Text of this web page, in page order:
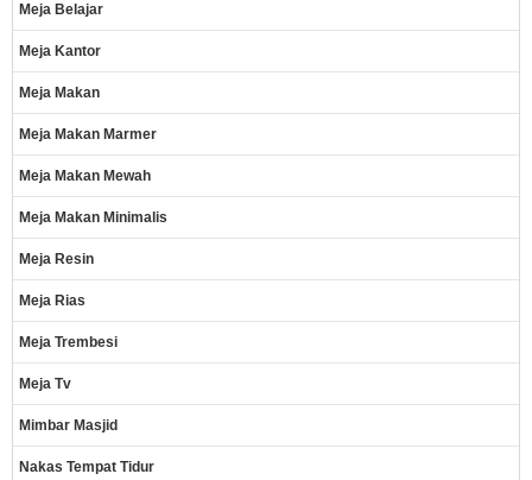
Meja Belajar
Meja Kantor
Meja Makan
Meja Makan Marmer
Meja Makan Mewah
Meja Makan Minimalis
Meja Resin
Meja Rias
Meja Trembesi
Meja Tv
Mimbar Masjid
Nakas Tempat Tidur